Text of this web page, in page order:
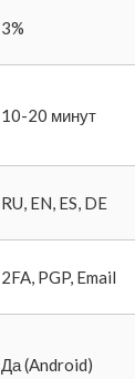
3%
10-20 минут
RU, EN, ES, DE
2FA, PGP, Email
Да (Android)